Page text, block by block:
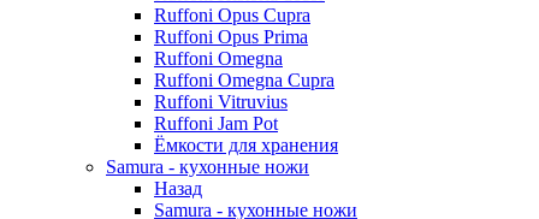
Ruffoni Opus Cupra
Ruffoni Opus Prima
Ruffoni Omegna
Ruffoni Omegna Cupra
Ruffoni Vitruvius
Ruffoni Jam Pot
Ёмкости для хранения
Samura - кухонные ножи
Назад
Samura - кухонные ножи